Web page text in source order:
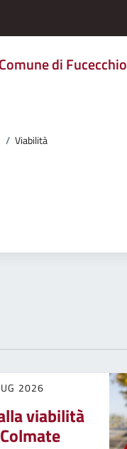
Comune di Fucecchio
/ Viabilità
2026
viabilità